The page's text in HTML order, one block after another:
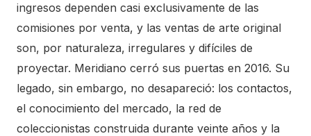
ingresos dependen casi exclusivamente de las
comisiones por venta, y las ventas de arte original
son, por naturaleza, irregulares y difíciles de
proyectar. Meridiano cerró sus puertas en 2016. Su
legado, sin embargo, no desapareció: los contactos,
el conocimiento del mercado, la red de
coleccionistas construida durante veinte años y la